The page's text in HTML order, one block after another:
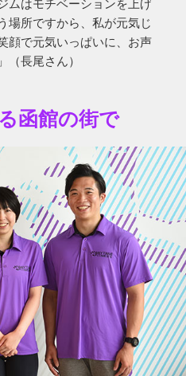
場所ですから、私が元気じ
顔で元気いっぱいに、お声
長尾さん）
函館の街で